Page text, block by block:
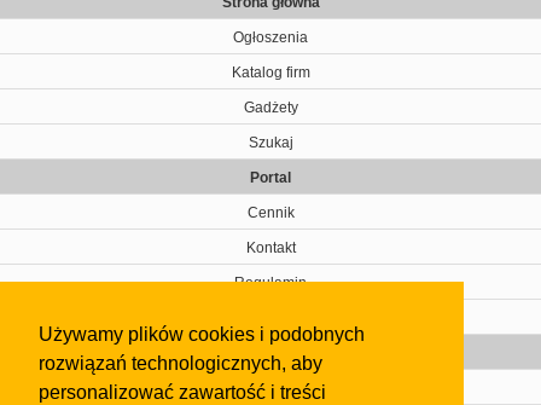
Używamy plików cookies i podobnych
rozwiązań technologicznych, aby
personalizować zawartość i treści
Ogłoszenia
Katalog firm
Gadżety
Szukaj
Portal
Cennik
Kontakt
Regulamin
Gazeta
Olkusz